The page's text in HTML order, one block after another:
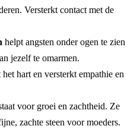
Versterkt contact met de
helpt angsten onder ogen te zien
jezelf te omarmen.
het hart en versterkt empathie en
voor groei en zachtheid. Ze
zachte steen voor moeders.